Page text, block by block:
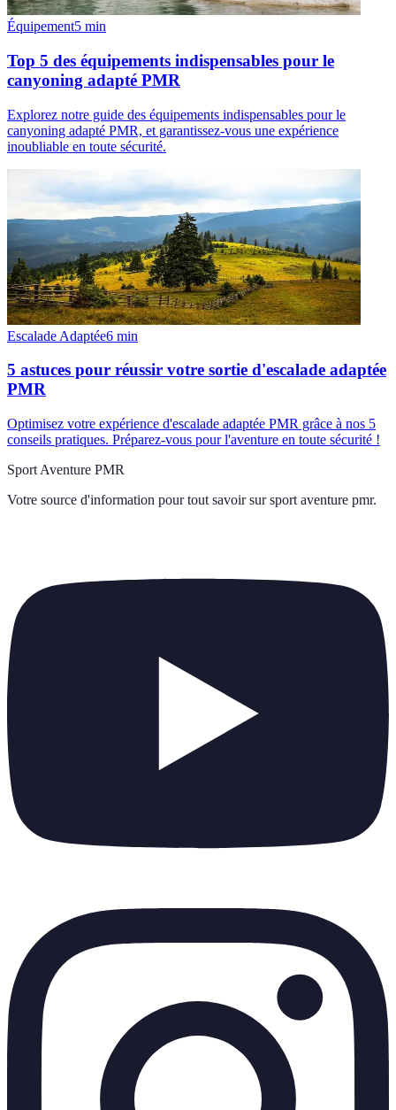
Équipement5 min
Top 5 des équipements indispensables pour le
canyoning adapté PMR
Explorez notre guide des équipements indispensables pour le
canyoning adapté PMR, et garantissez-vous une expérience
inoubliable en toute sécurité.
Escalade Adaptée6 min
5 astuces pour réussir votre sortie d'escalade adaptée
PMR
Optimisez votre expérience d'escalade adaptée PMR grâce à nos 5
conseils pratiques. Préparez-vous pour l'aventure en toute sécurité !
Sport Aventure PMR
Votre source d'information pour tout savoir sur sport aventure pmr.